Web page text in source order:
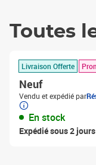
Toutes
Livraison Offerte
Neuf
Vendu et expédié par
En stock
Expédié sous 2 jours